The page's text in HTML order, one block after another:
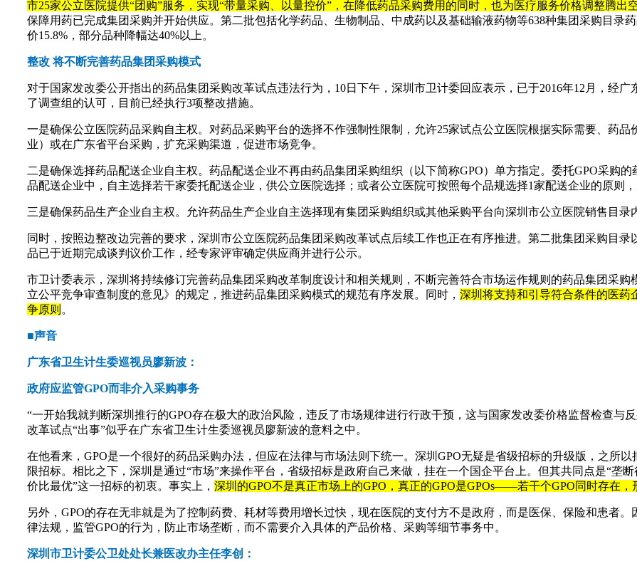
市25家公立医院提供“团购”服务，实现“带量采购、以量控价”，在降低药品采购费用的同时，也为医疗服务价格调整腾出
保障用药已完成集团采购并开始供应。第二批包括化学药品、生物制品、中成药以及基础输液药物等638种集团采购目录
价15.8%，部分品种降幅达40%以上。
整改 将不断完善药品集团采购模式
对于国家发改委公开指出的药品集团采购改革试点违法行为，10日下午，深圳市卫计委回应表示，已于2016年12月，经
了调查组的认可，目前已经执行3项整改措施。
一是确保公立医院药品采购自主权。对药品采购平台的选择不作强制性限制，允许25家试点公立医院根据实际需要、药
业）或在广东省平台采购，扩充采购渠道，促进市场竞争。
二是确保选择药品配送企业自主权。药品配送企业不再由药品集团采购组织（以下简称GPO）单方指定。委托GPO采购
品配送企业中，自主选择若干家委托配送企业，供公立医院选择；或者公立医院可按照每个品规选择1家配送企业的原则
三是确保药品生产企业自主权。允许药品生产企业自主选择现有集团采购组织或其他采购平台向深圳市公立医院销售目录
同时，按照边整改边完善的要求，深圳市公立医院药品集团采购改革试点后续工作也正在有序推进。第二批集团采购目
品已于近期完成谈判议价工作，经专家评审确定供应商并进行公示。
市卫计委表示，深圳将持续修订完善药品集团采购改革制度设计和相关规则，不断完善符合市场运作规则的药品集团采
立公平竞争审查制度的意见》的规定，推进药品集团采购模式的规范有序发展。同时， 深圳将支持和引导符合条件的医药
争原则 。
■声音
广东省卫生计生委巡视员廖新波：
政府应监管GPO而非介入采购事务
“一开始我就判断深圳推行的GPO存在极大的政治风险，违反了市场规律进行行政干预，这与国家发改委价格监督检查与
改革试点“出事”似乎在广东省卫生计生委巡视员廖新波的意料之中。
在他看来，GPO是一个很好的药品采购办法，但应在法律与市场法则下统一。深圳GPO无疑是省级招标的升级版，之所
限招标。相比之下，深圳是通过“市场”来操作平台，省级招标是政府自己来做，挂在一个国企平台上。但其共同点是“垄
价比最优”这一招标的初衷。事实上， 深圳的GPO不是真正市场上的GPO，真正的GPO是GPOs——若干个GPO同时存在，
另外，GPO的存在无非就是为了控制药费、耗材等费用增长过快，现在医院的支付方不是政府，而是医保、保险和患者
律法规，监管GPO的行为，防止市场垄断，而不需要介入具体的产品价格、采购等细节事务中。
深圳市卫计委公卫处处长兼医改办主任李创：